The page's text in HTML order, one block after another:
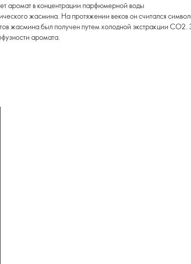
аромат в концентрации парфюмерной воды
жасмина. На протяжении веков он считался
жасмина был получен путем холодной экстракции CO2.
аромата.